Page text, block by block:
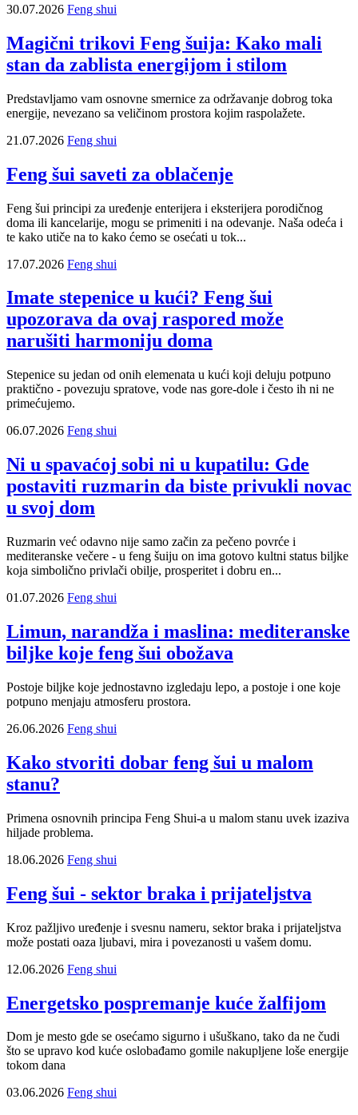
30.07.2026 Feng shui
Magični trikovi Feng šuija: Kako mali
stan da zablista energijom i stilom
Predstavljamo vam osnovne smernice za održavanje dobrog toka
energije, nevezano sa veličinom prostora kojim raspolažete.
21.07.2026 Feng shui
Feng šui saveti za oblačenje
Feng šui principi za uređenje enterijera i eksterijera porodičnog
doma ili kancelarije, mogu se primeniti i na odevanje. Naša odeća i
te kako utiče na to kako ćemo se osećati u tok...
17.07.2026 Feng shui
Imate stepenice u kući? Feng šui
upozorava da ovaj raspored može
narušiti harmoniju doma
Stepenice su jedan od onih elemenata u kući koji deluju potpuno
praktično - povezuju spratove, vode nas gore-dole i često ih ni ne
primećujemo.
06.07.2026 Feng shui
Ni u spavaćoj sobi ni u kupatilu: Gde
postaviti ruzmarin da biste privukli novac
u svoj dom
Ruzmarin već odavno nije samo začin za pečeno povrće i
mediteranske večere - u feng šuiju on ima gotovo kultni status biljke
koja simbolično privlači obilje, prosperitet i dobru en...
01.07.2026 Feng shui
Limun, narandža i maslina: mediteranske
biljke koje feng šui obožava
Postoje biljke koje jednostavno izgledaju lepo, a postoje i one koje
potpuno menjaju atmosferu prostora.
26.06.2026 Feng shui
Kako stvoriti dobar feng šui u malom
stanu?
Primena osnovnih principa Feng Shui-a u malom stanu uvek izaziva
hiljade problema.
18.06.2026 Feng shui
Feng šui - sektor braka i prijateljstva
Kroz pažljivo uređenje i svesnu nameru, sektor braka i prijateljstva
može postati oaza ljubavi, mira i povezanosti u vašem domu.
12.06.2026 Feng shui
Energetsko pospremanje kuće žalfijom
Dom je mesto gde se osećamo sigurno i ušuškano, tako da ne čudi
što se upravo kod kuće oslobađamo gomile nakupljene loše energije
tokom dana
03.06.2026 Feng shui